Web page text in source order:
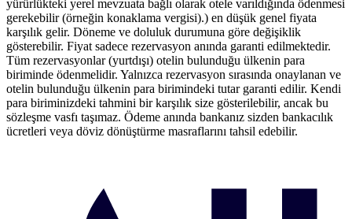
yürürlükteki yerel mevzuata bağlı olarak otele varıldığında ödenmesi
gerekebilir (örneğin konaklama vergisi).) en düşük genel fiyata
karşılık gelir. Döneme ve doluluk durumuna göre değişiklik
gösterebilir. Fiyat sadece rezervasyon anında garanti edilmektedir.
Tüm rezervasyonlar (yurtdışı) otelin bulunduğu ülkenin para
biriminde ödenmelidir. Yalnızca rezervasyon sırasında onaylanan ve
otelin bulunduğu ülkenin para birimindeki tutar garanti edilir. Kendi
para biriminizdeki tahmini bir karşılık size gösterilebilir, ancak bu
sözleşme vasfı taşımaz. Ödeme anında bankanız sizden bankacılık
ücretleri veya döviz dönüştürme masraflarını tahsil edebilir.